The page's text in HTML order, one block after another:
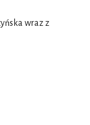
wraz z